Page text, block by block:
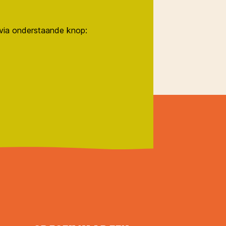
onderstaande knop: